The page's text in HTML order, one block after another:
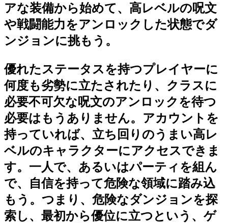
アな装備から始めて、高レベルの呪文
や戦闘能力をアンロックした状態でダ
ンジョンに挑もう。
優れたステータスを持つプレイヤーに
何度も劣勢に立たされたり、クラスに
必要不可欠な呪文のアンロックを待つ
必要はもうありません。アカウントを
持っていれば、立ち回りのうまい高レ
ベルのキャラクターにアクセスできま
す。一人で、あるいはパーティを組ん
で、自信を持って危険な領域に踏み込
もう。つまり、危険なダンジョンを探
索し、最初から優位に立つという、ゲ